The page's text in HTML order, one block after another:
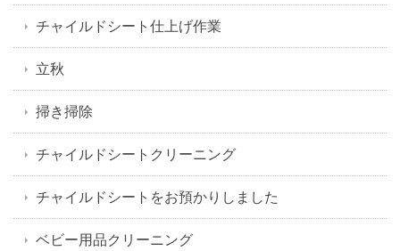
チャイルドシート仕上げ作業
立秋
掃き掃除
チャイルドシートクリーニング
チャイルドシートをお預かりしました
ベビー用品クリーニング